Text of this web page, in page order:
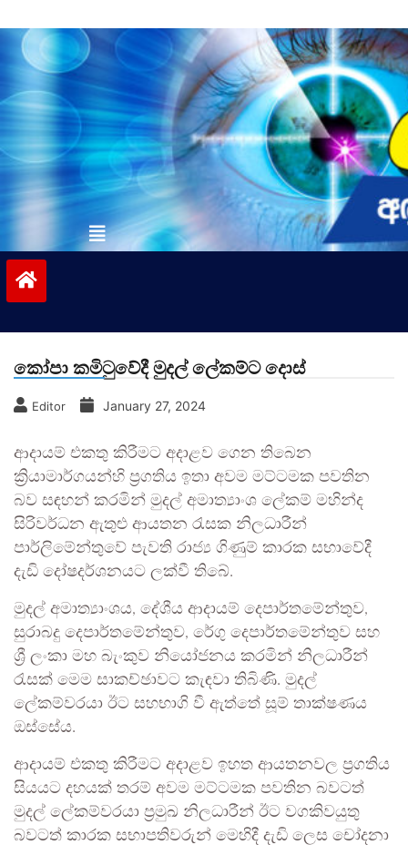
to
contentvinivida.lk
කෝපා කමිටුවේදී මුදල් ලේකම්ට දොස්
Editor January 27, 2024
ආදායම් එකතු කිරීමට අදාළව ගෙන තිබෙන
ක්‍රියාමාර්ගයන්හි ප්‍රගතිය ඉතා අවම මට්ටමක පවතින
බව සඳහන් කරමින් මුදල් අමාත්‍යාංශ ලේකම් මහින්ද
සිරිවර්ධන ඇතුළු ආයතන රැසක නිලධාරීන්
පාර්ලිමේන්තුවේ පැවති රාජ්‍ය ගිණුම් කාරක සභාවේදී
දැඩි දෝෂදර්ශනයට ලක්වී තිබේ.
මුදල් අමාත්‍යාංශය, දේශීය ආදායම් දෙපාර්තමේන්තුව,
සුරාබදු දෙපාර්තමේන්තුව, රේගු දෙපාර්තමේන්තුව සහ
ශ්‍රී ලංකා මහ බැංකුව නියෝජනය කරමින් නිලධාරීන්
රැසක් මෙම සාකච්ඡාවට කැඳවා තිබිණි. මුදල්
ලේකම්වරයා ඊට සහභාගි වී ඇත්තේ සූම් තාක්ෂණය
ඔස්සේය.
ආදායම් එකතු කිරීමට අදාළව ඉහත ආයතනවල ප්‍රගතිය
සියයට දහයක් තරම් අවම මට්ටමක පවතින බවටත්
මුදල් ලේකම්වරයා ප්‍රමුඛ නිලධාරීන් ඊට වගකිවයුතු
බවටත් කාරක සභාපතිවරුන් මෙහිදී දැඩි ලෙස චෝදනා